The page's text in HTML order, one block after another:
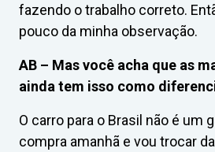
fazendo o trabalho correto.
pouco da minha observação.
AB – Mas você acha que as
ainda tem isso como
O carro para o Brasil não é um
compra amanhã e vou trocar